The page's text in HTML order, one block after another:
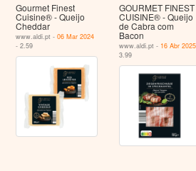
Gourmet Finest
Cuisine® - Queijo
Cheddar
www.aldi.pt -06 Mar 2024
- 2.59
GOURMET FINEST
CUISINE® - Queijo
de Cabra com
Bacon
www.aldi.pt - 16 Abr 2025
3.99